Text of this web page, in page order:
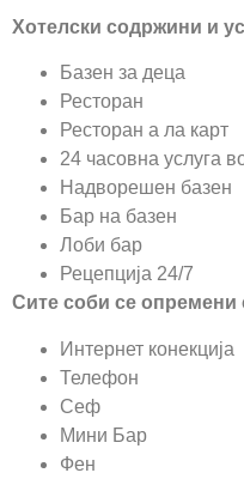
Хотелски содржини и
Базен за деца
Ресторан
Ресторан а ла карт
24 часовна услуга
Надворешен базен
Бар на базен
Лоби бар
Рецепција 24/7
Сите соби се опремени
Интернет конекција
Телефон
Сеф
Мини Бар
Фен